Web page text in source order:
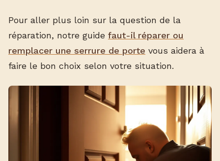
Pour aller plus loin sur la question de la
réparation, notre guide faut-il réparer ou
remplacer une serrure de porte vous aidera à
faire le bon choix selon votre situation.